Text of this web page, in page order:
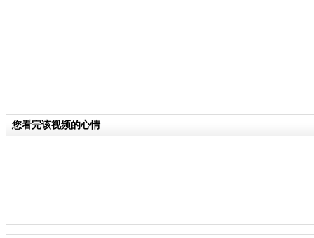
您看完该视频的心情